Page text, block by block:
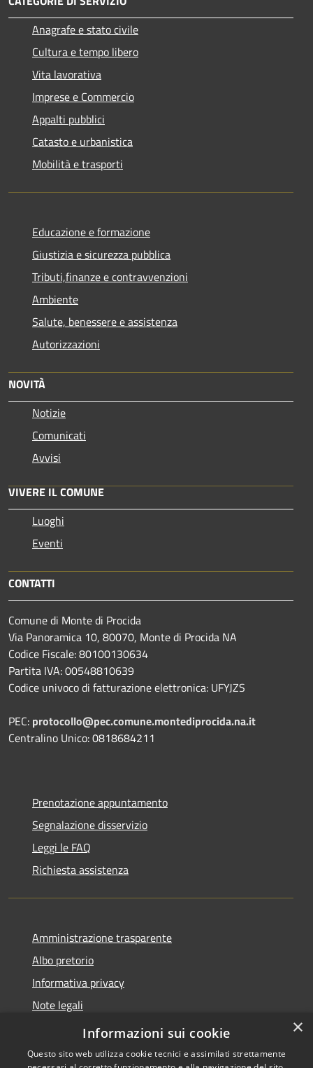
Anagrafe e stato civile
Cultura e tempo libero
Vita lavorativa
Imprese e Commercio
Appalti pubblici
Catasto e urbanistica
Mobilità e trasporti
Educazione e formazione
Giustizia e sicurezza pubblica
Tributi,finanze e contravvenzioni
Ambiente
Salute, benessere e assistenza
Autorizzazioni
NOVITÀ
Notizie
Comunicati
Avvisi
VIVERE IL COMUNE
Luoghi
Eventi
CONTATTI
Comune di Monte di Procida
Via Panoramica 10, 80070, Monte di Procida NA
Codice Fiscale: 80100130634
Partita IVA: 00548810639
Codice univoco di fatturazione elettronica: UFYJZS
PEC: protocollo@pec.comune.montediprocida.na.it
Centralino Unico:0818684211
Prenotazione appuntamento
Segnalazione disservizio
Leggi le FAQ
Richiesta assistenza
Amministrazione trasparente
Albo pretorio
Informativa privacy
Note legali
Dichiarazione di accessibilità
×
Informazioni sui cookie
Questo sito web utilizza cookie tecnici e assimilati strettamente